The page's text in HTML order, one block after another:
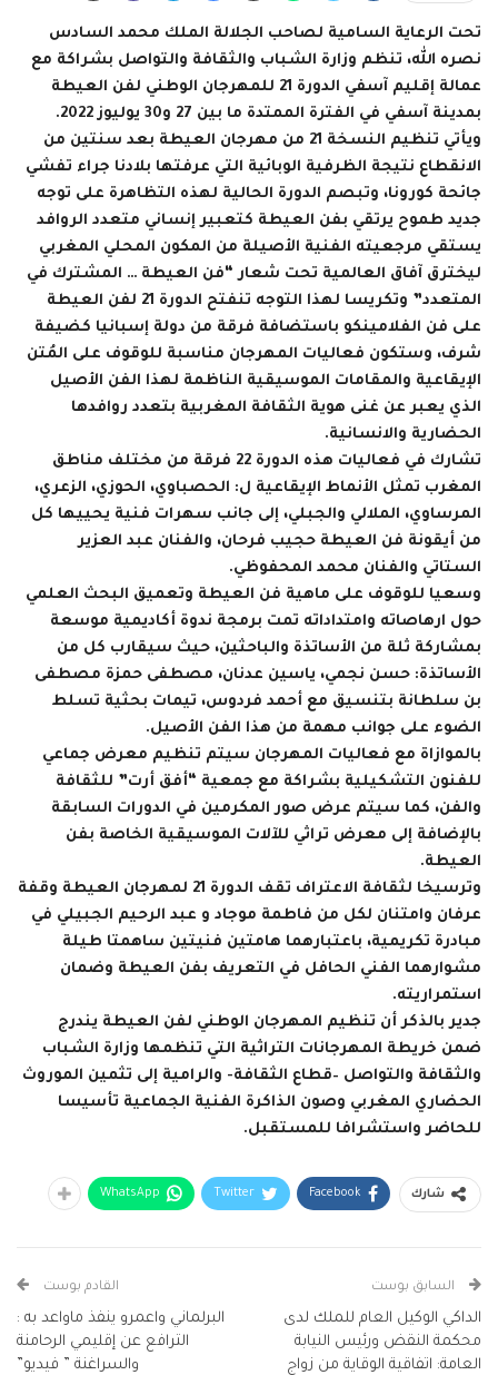
تحت الرعاية السامية لصاحب الجلالة الملك محمد السادس
نصره الله، تنظم وزارة الشباب والثقافة والتواصل بشراكة مع
عمالة إقليم آسفي الدورة 21 للمهرجان الوطني لفن العيطة
بمدينة آسفي في الفترة الممتدة ما بين 27 و30 يوليوز 2022.
ويأتي تنظيم النسخة 21 من مهرجان العيطة بعد سنتين من
الانقطاع نتيجة الظرفية الوبائية التي عرفتها بلادنا جراء تفشي
جائحة كورونا، وتبصم الدورة الحالية لهذه التظاهرة على توجه
جديد طموح يرتقي بفن العيطة كتعبير إنساني متعدد الروافد
يستقي مرجعيته الفنية الأصيلة من المكون المحلي المغربي
ليخترق آفاق العالمية تحت شعار “فن العيطة … المشترك في
المتعدد” وتكريسا لهذا التوجه تنفتح الدورة 21 لفن العيطة
على فن الفلامينكو باستضافة فرقة من دولة إسبانيا كضيفة
شرف، وستكون فعاليات المهرجان مناسبة للوقوف على المُتن
الإيقاعية والمقامات الموسيقية الناظمة لهذا الفن الأصيل
الذي يعبر عن غنى هوية الثقافة المغربية بتعدد روافدها
الحضارية والانسانية.
تشارك في فعاليات هذه الدورة 22 فرقة من مختلف مناطق
المغرب تمثل الأنماط الإيقاعية ل: الحصباوي، الحوزي، الزعري،
المرساوي، الملالي والجبلي، إلى جانب سهرات فنية يحييها كل
من أيقونة فن العيطة حجيب فرحان، والفنان عبد العزير
الستاتي والفنان محمد المحفوظي.
وسعيا للوقوف على ماهية فن العيطة وتعميق البحث العلمي
حول ارهاصاته وامتداداته تمت برمجة ندوة أكاديمية موسعة
بمشاركة ثلة من الأساتذة والباحثين، حيث سيقارب كل من
الأساتذة: حسن نجمي، ياسين عدنان، مصطفى حمزة مصطفى
بن سلطانة بتنسيق مع أحمد فردوس، تيمات بحثية تسلط
الضوء على جوانب مهمة من هذا الفن الأصيل.
بالموازاة مع فعاليات المهرجان سيتم تنظيم معرض جماعي
للفنون التشكيلية بشراكة مع جمعية “أفق أرت” للثقافة
والفن، كما سيتم عرض صور المكرمين في الدورات السابقة
بالإضافة إلى معرض تراثي للآلات الموسيقية الخاصة بفن
العيطة.
وترسيخا لثقافة الاعتراف تقف الدورة 21 لمهرجان العيطة وقفة
عرفان وامتنان لكل من فاطمة موجاد و عبد الرحيم الجبيلي في
مبادرة تكريمية، باعتبارهما هامتين فنيتين ساهمتا طيلة
مشوارهما الفني الحافل في التعريف بفن العيطة وضمان
استمراريته.
جدير بالذكر أن تنظيم المهرجان الوطني لفن العيطة يندرج
ضمن خريطة المهرجانات التراثية التي تنظمها وزارة الشباب
والثقافة والتواصل –قطاع الثقافة- والرامية إلى تثمين الموروث
الحضاري المغربي وصون الذاكرة الفنية الجماعية تأسيسا
للحاضر واستشرافا للمستقبل.
شارك Facebook
Twitter
WhatsApp
السابق بوست
الداكي الوكيل العام للملك لدى
محكمة النقض ورئيس النيابة
العامة: اتفاقية الوقاية من زواج
القادم بوست
البرلماني واعمرو ينفذ ماواعد به :
الترافع عن إقليمي الرحامنة
والسراغنة ” فيديو”